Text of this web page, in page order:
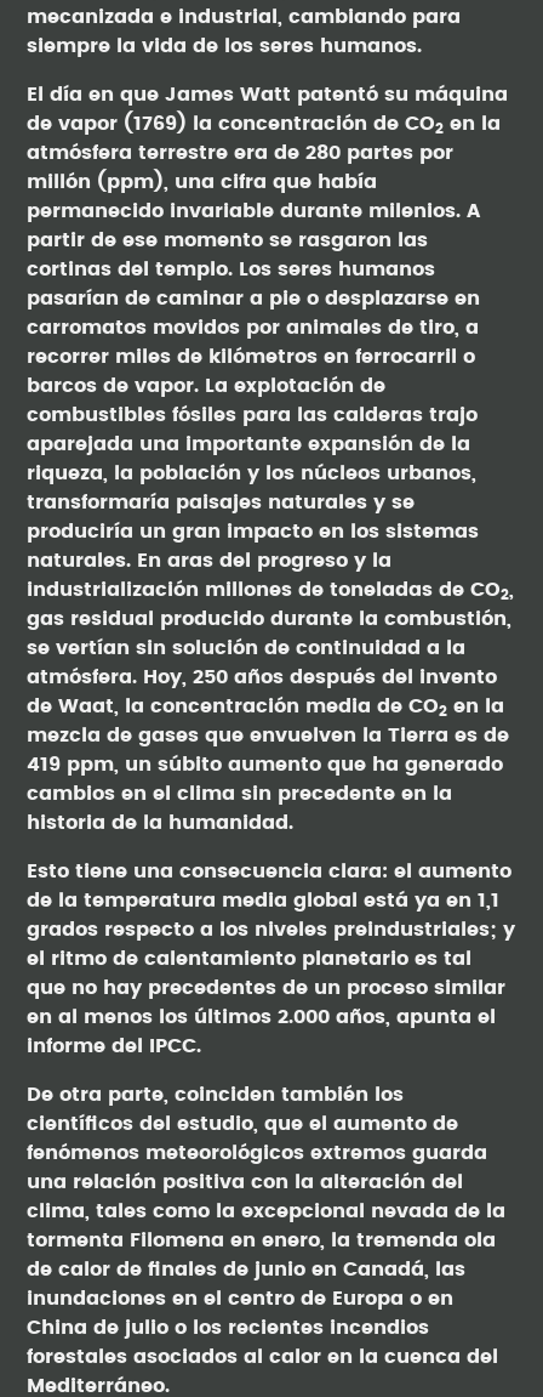
mecanizada e industrial, cambiando para
siempre la vida de los seres humanos.
El día en que James Watt patentó su máquina
de vapor (1769) la concentración de CO2 en la
atmósfera terrestre era de 280 partes por
millón (ppm), una cifra que había
permanecido invariable durante milenios. A
partir de ese momento se rasgaron las
cortinas del templo. Los seres humanos
pasarían de caminar a pie o desplazarse en
carromatos movidos por animales de tiro, a
recorrer miles de kilómetros en ferrocarril o
barcos de vapor. La explotación de
combustibles fósiles para las calderas trajo
aparejada una importante expansión de la
riqueza, la población y los núcleos urbanos,
transformaría paisajes naturales y se
produciría un gran impacto en los sistemas
naturales. En aras del progreso y la
industrialización millones de toneladas de CO2
gas residual producido durante la combustión,
se vertían sin solución de continuidad a la
atmósfera. Hoy, 250 años después del invento
de Waat, la concentración media de CO2 en la
mezcla de gases que envuelven la Tierra es de
419 ppm, un súbito aumento que ha generado
cambios en el clima sin precedente en la
historia de la humanidad.
Esto tiene una consecuencia clara: el aumento
de la temperatura media global está ya en 1,1
grados respecto a los niveles preindustriales; y
el ritmo de calentamiento planetario es tal
que no hay precedentes de un proceso similar
en al menos los últimos 2.000 años, apunta el
informe del IPCC.
De otra parte, coinciden también los
científicos del estudio, que el aumento de
fenómenos meteorológicos extremos guarda
una relación positiva con la alteración del
clima, tales como la excepcional nevada de la
tormenta Filomena en enero, la tremenda ola
de calor de finales de junio en Canadá, las
inundaciones en el centro de Europa o en
China de julio o los recientes incendios
forestales asociados al calor en la cuenca del
Mediterráneo.